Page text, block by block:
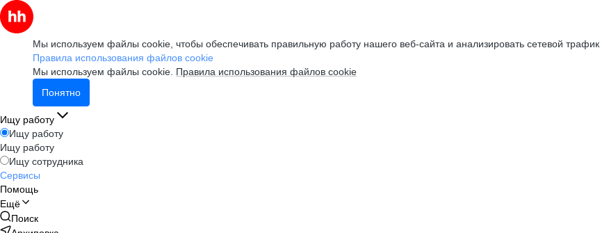
Мы используем файлы cookie, чтобы обеспечивать правильную работу нашего веб-сайта и анализировать сетевой трафик.
Правила использования файлов cookie
Мы используем файлы cookie. Правила использования файлов cookie
Понятно
Ищу работу
Ищу работу
Ищу работу
Ищу сотрудника
Сервисы
Помощь
Ещё
Поиск